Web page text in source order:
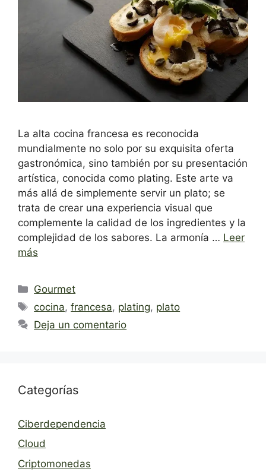
La alta cocina francesa es reconocida
mundialmente no solo por su exquisita oferta
gastronómica, sino también por su presentación
artística, conocida como plating. Este arte va
más allá de simplemente servir un plato; se
trata de crear una experiencia visual que
complemente la calidad de los ingredientes y la
complejidad de los sabores. La armonía … Leer
más
Categorías
Gourmet
Etiquetas
cocina,francesa, plating, plato
Deja un comentario
Categorías
Ciberdependencia
Cloud
Criptomonedas